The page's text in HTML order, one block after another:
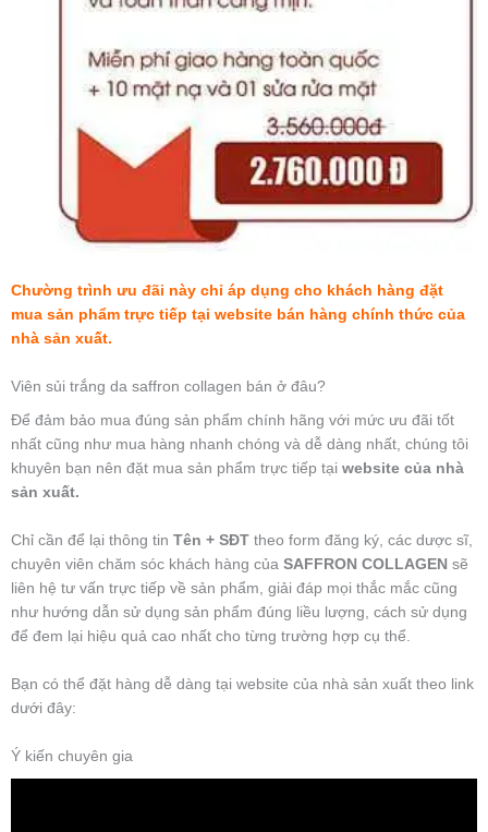
Chường trình ưu đãi này chỉ áp dụng cho khách hàng đặt
mua sản phẩm trực tiếp tại website bán hàng chính thức của
nhà sản xuất.
Viên sủi trắng da saffron collagen bán ở đâu?
Để đảm bảo mua đúng sản phẩm chính hãng với mức ưu đãi tốt
nhất cũng như mua hàng nhanh chóng và dễ dàng nhất, chúng tôi
khuyên bạn nên đặt mua sản phẩm trực tiếp tại website của nhà
sản xuất.
Chỉ cần để lại thông tin Tên + SĐT theo form đăng ký, các dược sĩ,
chuyên viên chăm sóc khách hàng của SAFFRON COLLAGEN sẽ
liên hệ tư vấn trực tiếp về sản phẩm, giải đáp mọi thắc mắc cũng
như hướng dẫn sử dụng sản phẩm đúng liều lượng, cách sử dụng
để đem lại hiệu quả cao nhất cho từng trường hợp cụ thể.
Bạn có thể đặt hàng dễ dàng tại website của nhà sản xuất theo link
dưới đây:
Ý kiến chuyên gia